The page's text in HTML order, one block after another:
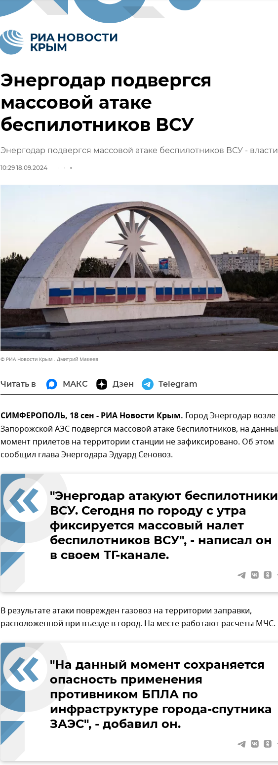
Энергодар подвергся
массовой атаке
беспилотников ВСУ
Энергодар подвергся массовой атаке беспилотников ВСУ - власти
10:29 18.09.2024
© РИА Новости Крым . Дмитрий Макеев
Читать в МАКС Дзен Telegram
СИМФЕРОПОЛЬ, 18 сен - РИА Новости Крым. Город Энергодар возле
Запорожской АЭС подвергся массовой атаке беспилотников, на
момент прилетов на территории станции не зафиксировано. Об этом
сообщил глава Энергодара Эдуард Сеновоз.
"Энергодар атакуют беспилотники
ВСУ. Сегодня по городу с утра
фиксируется массовый налет
беспилотников ВСУ", - написал он
в своем ТГ-канале.
В результате атаки поврежден газовоз на территории заправки,
расположенной при въезде в город. На месте работают расчеты МЧС.
"На данный момент сохраняется
опасность применения
противником БПЛА по
инфраструктуре города-спутника
ЗАЭС", - добавил он.